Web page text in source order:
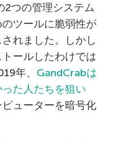
2つの管理システム
ツールに脆弱性が
れました。しかし
ールしたわけでは
年、 GandCrabは
た人たちを狙い
ピューターを暗号化